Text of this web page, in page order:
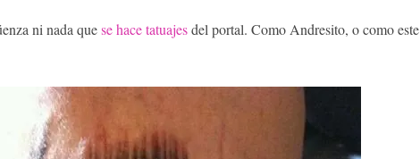
ni nada quese hace tatuajesdel portal. Como Andresito, o como este